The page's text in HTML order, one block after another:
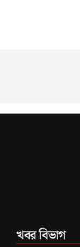
খবর বিভাগ